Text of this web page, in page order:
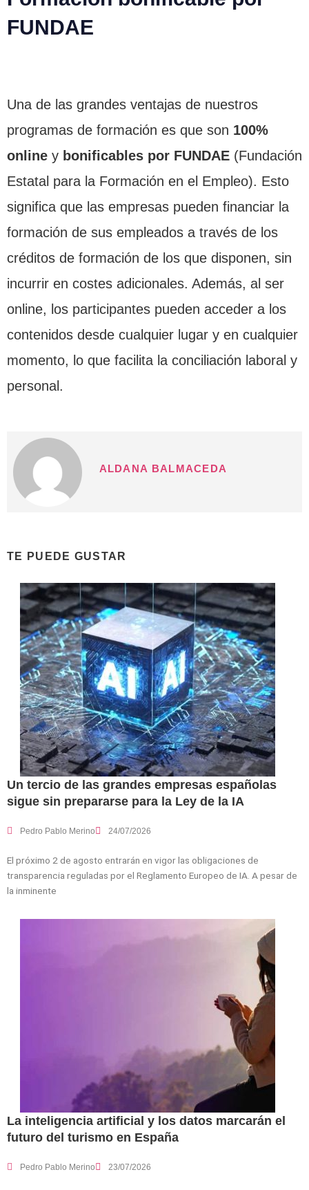
FUNDAE
Una de las grandes ventajas de nuestros
programas de formación es que son 100%
online y bonificables por FUNDAE (Fundación
Estatal para la Formación en el Empleo). Esto
significa que las empresas pueden financiar la
formación de sus empleados a través de los
créditos de formación de los que disponen, sin
incurrir en costes adicionales. Además, al ser
online, los participantes pueden acceder a los
contenidos desde cualquier lugar y en cualquier
momento, lo que facilita la conciliación laboral y
personal.
ALDANA BALMACEDA
TE PUEDE GUSTAR
Un tercio de las grandes empresas españolas
sigue sin prepararse para la Ley de la IA
Pedro Pablo Merino 24/07/2026
El próximo 2 de agosto entrarán en vigor las obligaciones de
transparencia reguladas por el Reglamento Europeo de IA. A pesar de
la inminente
La inteligencia artificial y los datos marcarán el
futuro del turismo en España
Pedro Pablo Merino 23/07/2026